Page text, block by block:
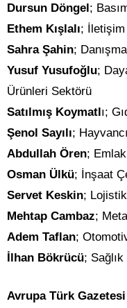
Dursun Döngel;
Ethem Kışlalı;
Sahra Şahin;
Yusuf Yusufoğlu;
Ürünleri Sektörü
Satılmış Koymatlı;
Şenol Sayılı;
Abdullah Ören;
Osman Ülkü; İnşaat
Servet Keskin;
Mehtap Cambaz;
Adem Taflan;
İlhan Bökrücü;
Avrupa Türk